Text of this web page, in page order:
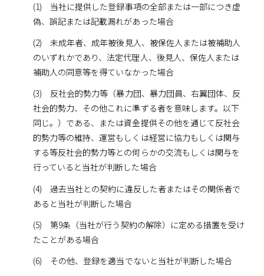
(1) 当社に提供した登録事項の全部または一部につき虚
偽、誤記または記載漏れがあった場合
(2) 未成年者、成年被後見人、被保佐人または被補助人
のいずれかであり、法定代理人、後見人、保佐人または
補助人の同意等を得ていなかった場合
(3) 反社会的勢力等（暴力団、暴力団員、右翼団体、反
社会的勢力、その他これに準ずる者を意味します。以下
同じ。）である、または資金提供その他を通じて反社会
的勢力等の維持、運営もしくは経営に協力もしくは関与
する等反社会的勢力等との何らかの交流もしくは関与を
行っていると当社が判断した場合
(4) 過去当社との契約に違反した者またはその関係者で
あると当社が判断した場合
(5) 第9条（当社が行う契約の解除）に定める措置を受け
たことがある場合
(6) その他、登録を適当でないと当社が判断した場合